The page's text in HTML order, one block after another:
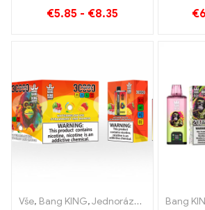
jednorázovou e-cigaretu
€5.85 - €8.35 €
Vše, Bang KING,Jednorázové e-cigarety Litva Bang